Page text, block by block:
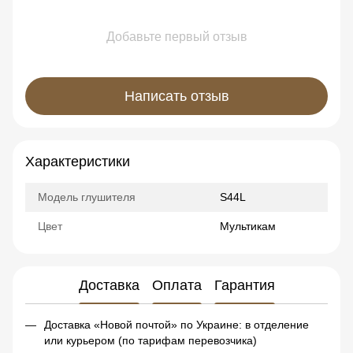
Добавьте первый отзыв
Написать отзыв
Характеристики
Модель глушителя S44L
Цвет Мультикам
Доставка Оплата Гарантия
Доставка «Новой почтой» по Украине: в отделение
или курьером (по тарифам перевозчика)